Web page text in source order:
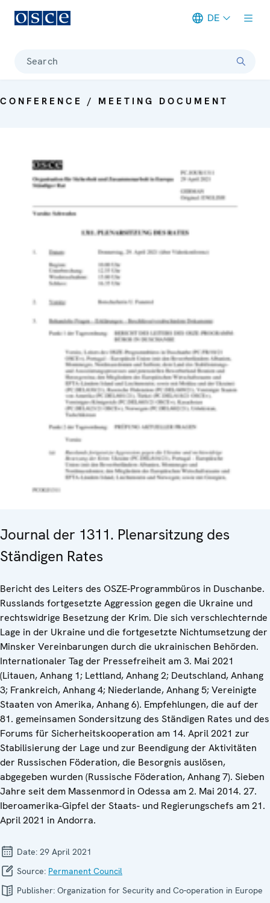
DE
Search
CONFERENCE / MEETING DOCUMENT
Journal der 1311. Plenarsitzung des
Ständigen Rates
Bericht des Leiters des OSZE-Programmbüros in Duschanbe.
Russlands fortgesetzte Aggression gegen die Ukraine und
rechtswidrige Besetzung der Krim. Die sich verschlechternde
Lage in der Ukraine und die fortgesetzte Nichtumsetzung der
Minsker Vereinbarungen durch die ukrainischen Behörden.
Internationaler Tag der Pressefreiheit am 3. Mai 2021
(Litauen, Anhang 1; Lettland, Anhang 2; Deutschland, Anhang
3; Frankreich, Anhang 4; Niederlande, Anhang 5; Vereinigte
Staaten von Amerika, Anhang 6). Empfehlungen, die auf der
81. gemeinsamen Sondersitzung des Ständigen Rates und des
Forums für Sicherheitskooperation am 14. April 2021 zur
Stabilisierung der Lage und zur Beendigung der Aktivitäten
der Russischen Föderation, die Besorgnis auslösen,
abgegeben wurden (Russische Föderation, Anhang 7). Sieben
Jahre seit dem Massenmord in Odessa am 2. Mai 2014. 27.
Iberoamerika-Gipfel der Staats- und Regierungschefs am 21.
April 2021 in Andorra.
Date: 29 April 2021
Source: Permanent Council
Publisher: Organization for Security and Co-operation in Europe